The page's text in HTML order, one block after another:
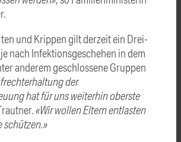
und Krippen gilt derzeit ein Drei-
nach Infektionsgeschehen in dem
anderem geschlossene Gruppen
der
hat für uns weiterhin oberste
«Wir wollen Eltern entlasten
schützen.»